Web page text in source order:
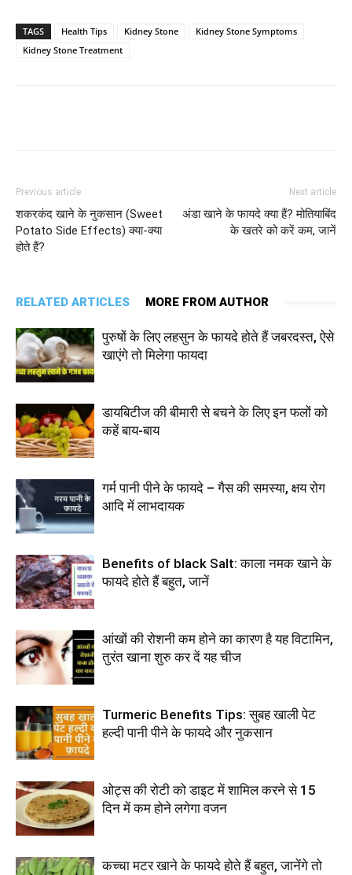
TAGS Health Tips Kidney Stone
Kidney Stone Symptoms
Kidney Stone Treatment
Previous article
शकरकंद खाने के नुकसान (Sweet
Potato Side Effects) क्या-क्या
होते हैं?
Next article
अंडा खाने के फायदे क्या हैं? मोतियाबिंद
के खतरे को करें कम, जानें
RELATED ARTICLES MORE FROM AUTHOR
पुरुषों के लिए लहसुन के फायदे होते हैं जबरदस्त, ऐसे
खाएंगे तो मिलेगा फायदा
डायबिटीज की बीमारी से बचने के लिए इन फलों को
कहें बाय-बाय
गर्म पानी पीने के फायदे – गैस की समस्या, क्षय रोग
आदि में लाभदायक
Benefits of black Salt: काला नमक खाने के
फायदे होते हैं बहुत, जानें
आंखों की रोशनी कम होने का कारण है यह विटामिन,
तुरंत खाना शुरु कर दें यह चीज
Turmeric Benefits Tips: सुबह खाली पेट
हल्दी पानी पीने के फायदे और नुकसान
ओट्स की रोटी को डाइट में शामिल करने से 15
दिन में कम होने लगेगा वजन
कच्चा मटर खाने के फायदे होते हैं बहुत, जानेंगे तो